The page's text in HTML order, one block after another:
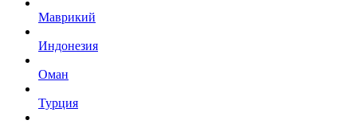
Маврикий
Индонезия
Оман
Турция